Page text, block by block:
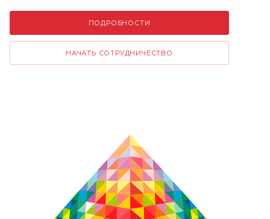
ПОДРОБНОСТИ
НАЧАТЬ СОТРУДНИЧЕСТВО